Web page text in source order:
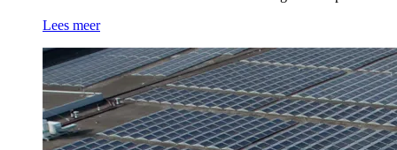
Lees meer